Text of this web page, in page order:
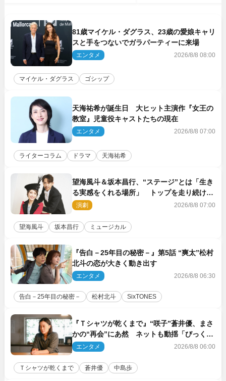
81歳マイケル・ダグラス、23歳の愛娘キャリ
スと手をつないでガラパーティーに来場
エンタメ 2026/8/8 08:00
マイケル・ダグラス ゴシップ
天海祐希が誕生日 大ヒット主演作『女王の
教室』児童役キャストたちの現在
エンタメ 2026/8/8 07:00
ライターコラム ドラマ 天海祐希
望海風斗＆坂本昌行、“ステージ”とは「生き
る実感をくれる場所」 トップを走り続ける
原動力を語る
演劇 2026/8/8 07:00
望海風斗 坂本昌行 ミュージカル
『告白－25年目の秘密－』第5話 “爽太”松村
北斗の恋が大きく動き出す
エンタメ 2026/8/8 06:30
告白－25年目の秘密－ 松村北斗 SixTONES
『Ｔシャツが乾くまで』“咲子”蒼井優、まさ
かの“再会”にあ然 ネットも動揺「びっくり
した!!」「今さら?!」（ネタバレあり）
エンタメ 2026/8/8 06:00
Ｔシャツが乾くまで 蒼井優 中島歩